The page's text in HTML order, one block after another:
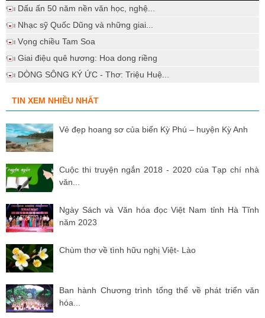
Dấu ấn 50 năm nền văn học, nghệ...
Nhạc sỹ Quốc Dũng và những giai...
Vọng chiều Tam Soa
Giai điệu quê hương: Hoa dong riềng
DÒNG SÔNG KÝ ỨC - Thơ: Triệu Huệ...
TIN XEM NHIỀU NHẤT
Vẻ đẹp hoang sơ của biển Kỳ Phú – huyện Kỳ Anh
Cuộc thi truyện ngắn 2018 - 2020 của Tạp chí nhà
văn...
Ngày Sách và Văn hóa đọc Việt Nam tỉnh Hà Tĩnh
năm 2023
Chùm thơ về tình hữu nghị Việt- Lào
Ban hành Chương trình tổng thể về phát triển văn
hóa...